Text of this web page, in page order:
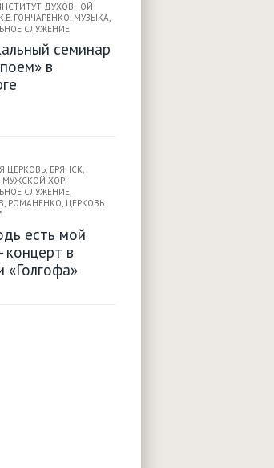
ДУХОВНОЙ
К.Е. ГОНЧАРЕНКО, МУЗЫКА,
СЛУЖЕНИЕ
семинар
в
ЦЕРКОВЬ, БРЯНСК,
МУЖСКОЙ ХОР,
СЛУЖЕНИЕ,
, РОМАНЕНКО, ЦЕРКОВЬ
есть мой
концерт в
«Голгофа»